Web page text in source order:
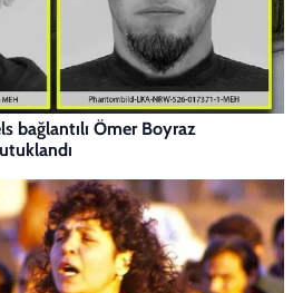
bağlantılı Ömer Boyraz